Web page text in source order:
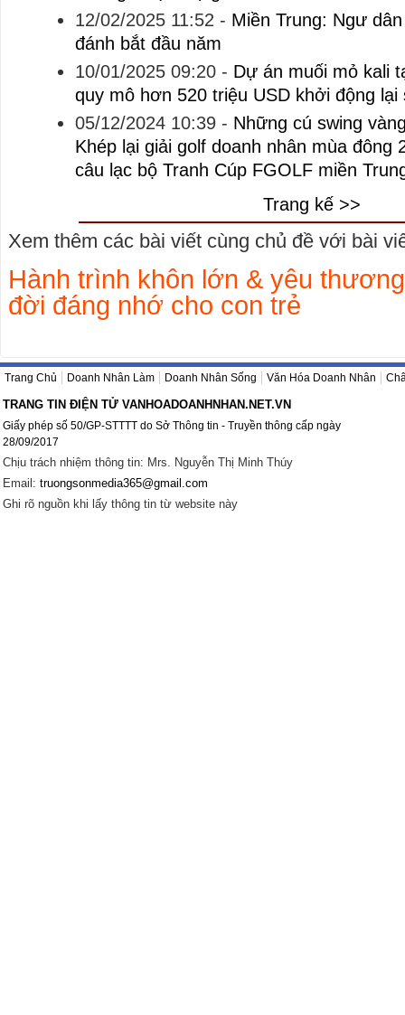
12/02/2025 11:52 - Miền Trung: Ngư
đánh bắt đầu năm
10/01/2025 09:20- Dự án muối mỏ kali
quy mô hơn 520 triệu USD khởi động lại
05/12/2024 10:39- Những cú swing
Khép lại giải golf doanh nhân mùa đông
câu lạc bộ Tranh Cúp FGOLF miền
Trang kế >>
Xem thêm các bài viết cùng chủ đề với bài
Hành trình khôn lớn & yêu
đời đáng nhớ cho con trẻ
Trang Chủ Doanh Nhân Làm Doanh Nhân Sống Văn Hóa Doanh Nhân
TRANG TIN ĐIỆN TỬ VANHOADOANHNHAN.NET.VN
Giấy phép số 50/GP-STTTT do Sở Thông tin - Truyền thông cấp ngày
28/09/2017
Chịu trách nhiệm thông tin: Mrs. Nguyễn Thị Minh Thúy
Email: truongsonmedia365@gmail.com
Ghi rõ nguồn khi lấy thông tin từ website này